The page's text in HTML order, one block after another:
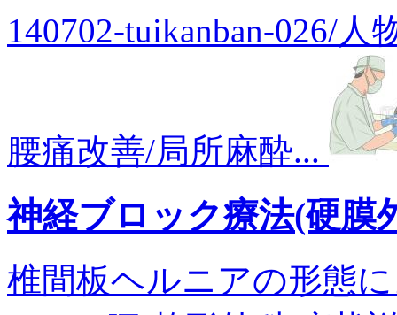
140702-tuikanban-026/
腰痛改善/局所麻酔...
神経ブロック療法(硬膜
椎間板ヘルニアの形態